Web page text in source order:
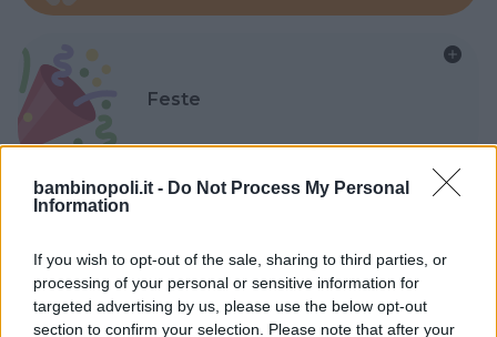
bambinopoli.it - Do Not Process My Personal
Information
If you wish to opt-out of the sale, sharing to third parties, or
processing of your personal or sensitive information for
targeted advertising by us, please use the below opt-out
section to confirm your selection. Please note that after your
Feste
Kinderheim